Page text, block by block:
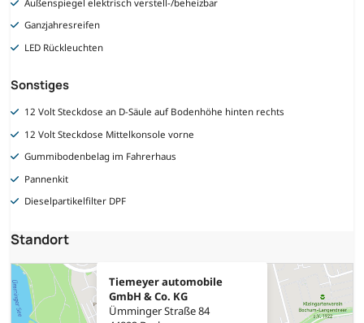
Außenspiegel elektrisch verstell-/beheizbar
Ganzjahresreifen
LED Rückleuchten
Sonstiges
12 Volt Steckdose an D-Säule auf Bodenhöhe hinten rechts
12 Volt Steckdose Mittelkonsole vorne
Gummibodenbelag im Fahrerhaus
Pannenkit
Dieselpartikelfilter DPF
Standort
Tiemeyer automobile
GmbH & Co. KG
Ümminger Straße 84